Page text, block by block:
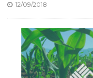
12/09/2018